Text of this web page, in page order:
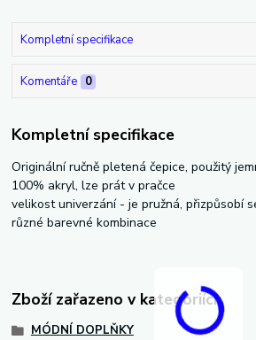
Kompletní specifikace
Komentáře 0
Kompletní specifikace
Originální ručně pletená čepice, použitý
100% akryl, lze prát v pračce
velikost univerzání - je pružná, přizpůsobí
různé barevné kombinace
Zboží zařazeno v kategoriích
MÓDNÍ DOPLŇKY